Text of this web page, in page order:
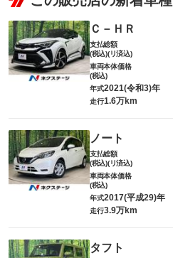
Ｃ－ＨＲ
支払総額
(税込)(リ済込)
車両本体価格
(税込)
年式2021(令和3)年
走行1.6万km
ノート
支払総額
(税込)(リ済込)
車両本体価格
(税込)
年式2017(平成29)年
走行3.9万km
タフト